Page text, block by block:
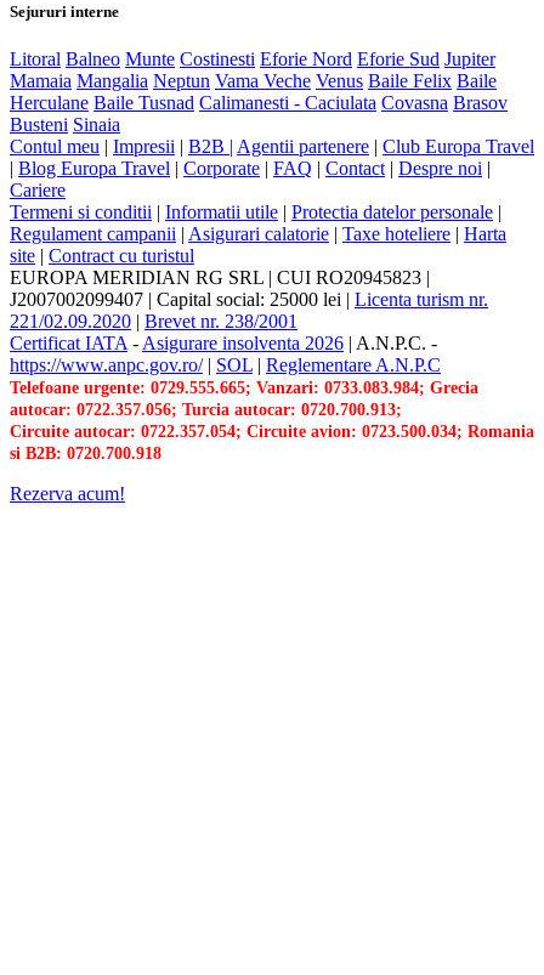
Sejururi interne
Litoral Balneo Munte Costinesti Eforie Nord Eforie Sud Jupiter
Mamaia Mangalia Neptun Vama Veche Venus Baile Felix Baile
Herculane Baile Tusnad Calimanesti - Caciulata Covasna Brasov
Busteni Sinaia
Contul meu | Impresii | B2B | Agentii partenere | Club Europa Travel
| Blog Europa Travel | Corporate | FAQ | Contact | Despre noi |
Cariere
Termeni si conditii | Informatii utile | Protectia datelor personale |
Regulament campanii | Asigurari calatorie | Taxe hoteliere | Harta
site | Contract cu turistul
EUROPA MERIDIAN RG SRL | CUI RO20945823 |
J2007002099407 | Capital social: 25000 lei | Licenta turism nr.
221/02.09.2020 | Brevet nr. 238/2001
Certificat IATA - Asigurare insolventa 2026 | A.N.P.C. -
https://www.anpc.gov.ro/| SOL | Reglementare A.N.P.C
Telefoane urgente: 0729.555.665; Vanzari: 0733.083.984; Grecia
autocar: 0722.357.056; Turcia autocar: 0720.700.913;
Circuite autocar: 0722.357.054; Circuite avion: 0723.500.034; Romania
si B2B: 0720.700.918
Rezerva acum!